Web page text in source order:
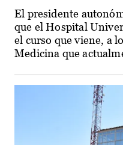
El presidente
que el Hospital
el curso que viene, a
Medicina que